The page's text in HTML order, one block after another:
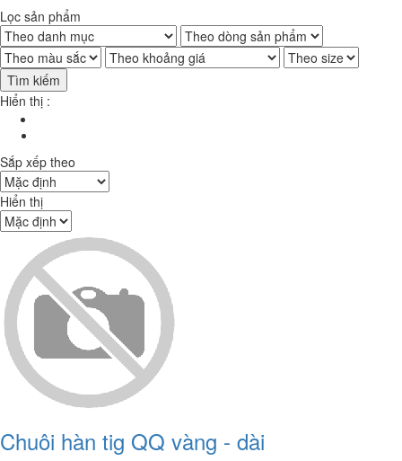
Lọc sản phẩm
Tìm kiếm
Hiển thị :
Sắp xếp theo
Hiển thị
Chuôi hàn tig QQ vàng - dài